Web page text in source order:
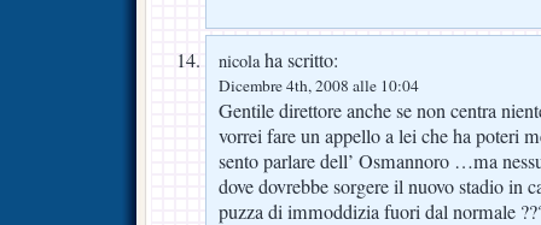
nicolaha scritto:
Dicembre 4th, 2008 alle 10:04
Gentile direttore anche se non centra
vorrei fare un appello a lei che ha poteri
sento parlare dell’ Osmannoro …ma
dove dovrebbe sorgere il nuovo stadio in
puzza di immoddizia fuori dal normale